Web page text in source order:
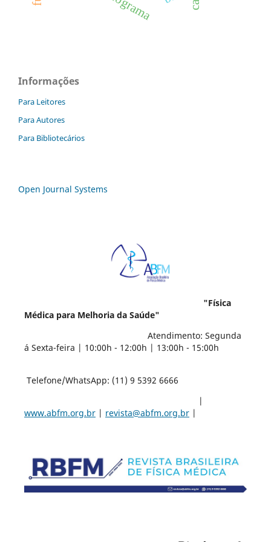
Informações
Para Leitores
Para Autores
Para Bibliotecários
Open Journal Systems
"Física
Médica para Melhoria da Saúde"
Atendimento: Segunda
á Sexta-feira | 10:00h - 12:00h | 13:00h - 15:00h
Telefone/WhatsApp: (11) 9 5392 6666
|
www.abfm.org.br| revista@abfm.org.br|